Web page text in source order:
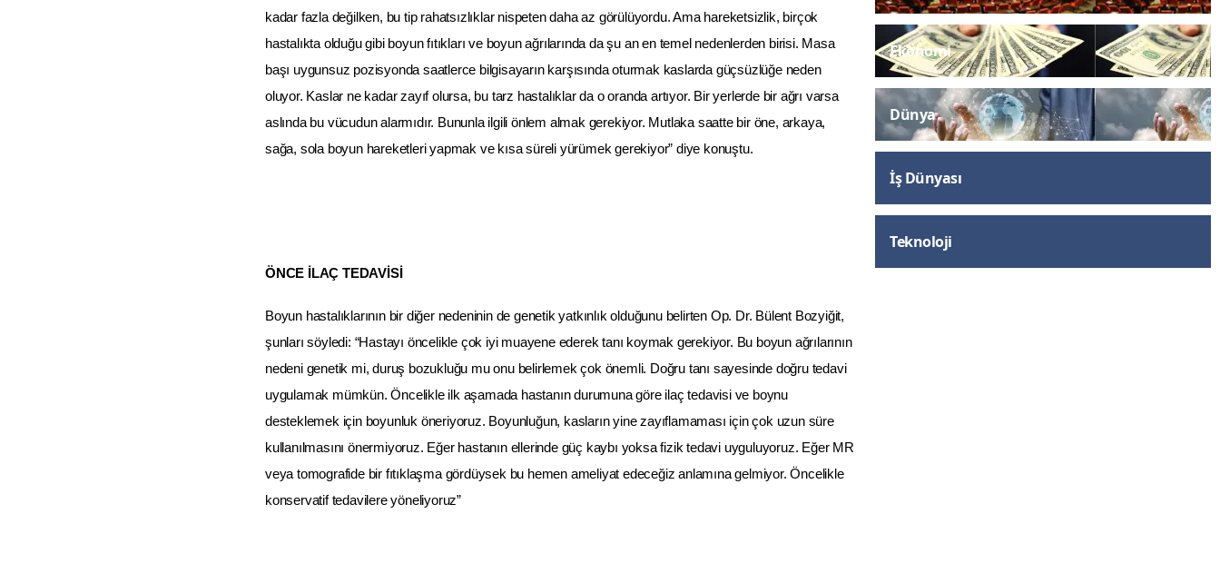
kadar fazla değilken, bu tip rahatsızlıklar nispeten daha az görülüyordu. Ama hareketsizlik, birçok
hastalıkta olduğu gibi boyun fıtıkları ve boyun ağrılarında da şu an en temel nedenlerden birisi. Masa
başı uygunsuz pozisyonda saatlerce bilgisayarın karşısında oturmak kaslarda güçsüzlüğe neden
oluyor. Kaslar ne kadar zayıf olursa, bu tarz hastalıklar da o oranda artıyor. Bir yerlerde bir ağrı varsa
aslında bu vücudun alarmıdır. Bununla ilgili önlem almak gerekiyor. Mutlaka saatte bir öne, arkaya,
sağa, sola boyun hareketleri yapmak ve kısa süreli yürümek gerekiyor” diye konuştu.
ÖNCE İLAÇ TEDAVİSİ
Boyun hastalıklarının bir diğer nedeninin de genetik yatkınlık olduğunu belirten Op. Dr. Bülent Bozyiğit,
şunları söyledi: “Hastayı öncelikle çok iyi muayene ederek tanı koymak gerekiyor. Bu boyun ağrılarının
nedeni genetik mi, duruş bozukluğu mu onu belirlemek çok önemli. Doğru tanı sayesinde doğru tedavi
uygulamak mümkün. Öncelikle ilk aşamada hastanın durumuna göre ilaç tedavisi ve boynu
desteklemek için boyunluk öneriyoruz. Boyunluğun, kasların yine zayıflamaması için çok uzun süre
kullanılmasını önermiyoruz. Eğer hastanın ellerinde güç kaybı yoksa fizik tedavi uyguluyoruz. Eğer MR
veya tomografide bir fıtıklaşma gördüysek bu hemen ameliyat edeceğiz anlamına gelmiyor. Öncelikle
konservatif tedavilere yöneliyoruz”
Ekonomi
Dünya
İş Dünyası
Teknoloji